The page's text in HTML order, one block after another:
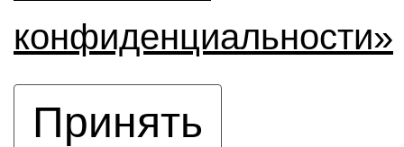
конфиденциальности»
Принять